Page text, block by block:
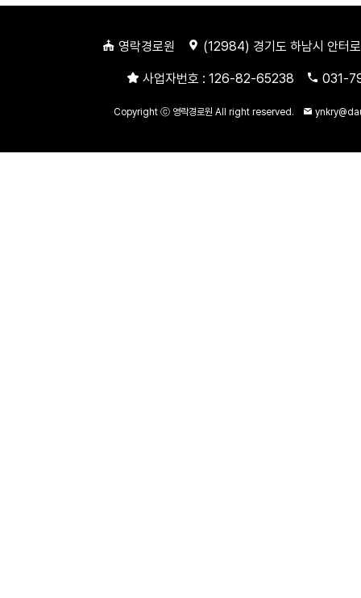
영락경로원 (12984) 경기도 하남시 안
사업자번호 : 126-82-65238 031-
Copyright ⓒ 영락경로원 All right reserved.